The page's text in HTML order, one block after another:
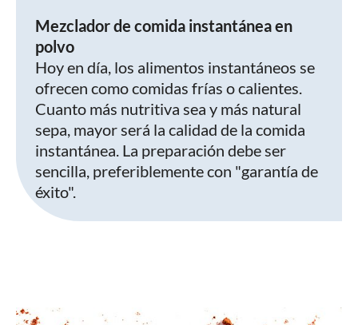
Mezclador de comida instantánea en
polvo
Hoy en día, los alimentos instantáneos se
ofrecen como comidas frías o calientes.
Cuanto más nutritiva sea y más natural
sepa, mayor será la calidad de la comida
instantánea. La preparación debe ser
sencilla, preferiblemente con "garantía de
éxito".